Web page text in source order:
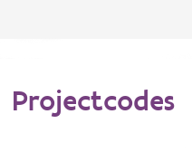
Projectcodes